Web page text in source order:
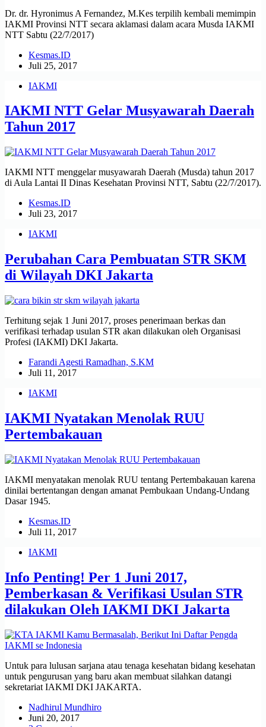
Dr. dr. Hyronimus A Fernandez, M.Kes terpilih kembali memimpin
IAKMI Provinsi NTT secara aklamasi dalam acara Musda IAKMI
NTT Sabtu (22/7/2017)
Kesmas.ID
Juli 25, 2017
IAKMI
IAKMI NTT Gelar Musyawarah Daerah
Tahun 2017
IAKMI NTT menggelar musyawarah Daerah (Musda) tahun 2017
di Aula Lantai II Dinas Kesehatan Provinsi NTT, Sabtu (22/7/2017).
Kesmas.ID
Juli 23, 2017
IAKMI
Perubahan Cara Pembuatan STR SKM
di Wilayah DKI Jakarta
Terhitung sejak 1 Juni 2017, proses penerimaan berkas dan
verifikasi terhadap usulan STR akan dilakukan oleh Organisasi
Profesi (IAKMI) DKI Jakarta.
Farandi Agesti Ramadhan, S.KM
Juli 11, 2017
IAKMI
IAKMI Nyatakan Menolak RUU
Pertembakauan
IAKMI menyatakan menolak RUU tentang Pertembakauan karena
dinilai bertentangan dengan amanat Pembukaan Undang-Undang
Dasar 1945.
Kesmas.ID
Juli 11, 2017
IAKMI
Info Penting! Per 1 Juni 2017,
Pemberkasan & Verifikasi Usulan STR
dilakukan Oleh IAKMI DKI Jakarta
Untuk para lulusan sarjana atau tenaga kesehatan bidang kesehatan
untuk pengurusan yang baru akan membuat silahkan datangi
sekretariat IAKMI DKI JAKARTA.
Nadhirul Mundhiro
Juni 20, 2017